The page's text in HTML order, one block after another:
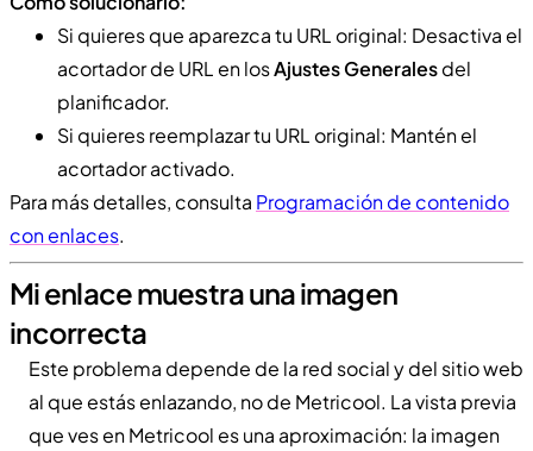
Si quieres que aparezca tu URL original: Desactiva el
acortador de URL en losAjustes Generalesdel
planificador.
Si quieres reemplazar tu URL original: Mantén el
acortador activado.
Para más detalles, consulta Programación de contenido
con enlaces.
Mi enlace muestra una imagen
incorrecta
Este problema depende de la red social y del sitio web
al que estás enlazando, no de Metricool. La vista previa
que ves en Metricool es una aproximación: la imagen